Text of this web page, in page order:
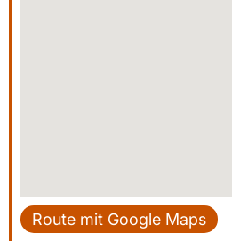
Route mit Google Maps